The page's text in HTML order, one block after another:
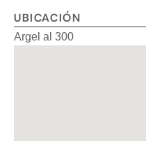
UBICACIÓN
Argel al 300